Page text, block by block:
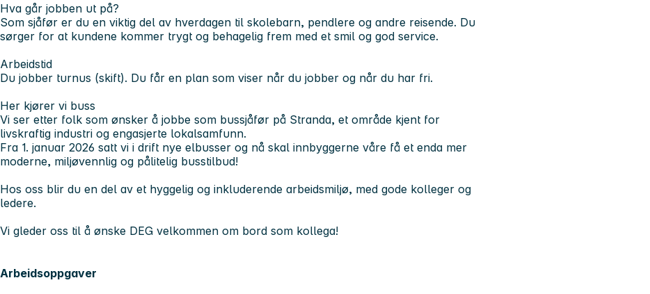
Hva går jobben ut på?
Som sjåfør er du en viktig del av hverdagen til skolebarn, pendlere og andre reisende. Du
sørger for at kundene kommer trygt og behagelig frem med et smil og god service.
Arbeidstid
Du jobber turnus (skift). Du får en plan som viser når du jobber og når du har fri.
Her kjører vi buss​
Vi ser etter folk som ønsker å jobbe som bussjåfør på Stranda, et område kjent for
livskraftig industri og engasjerte lokalsamfunn.
Fra 1. januar 2026 satt vi i drift nye elbusser og nå skal innbyggerne våre få et enda mer
moderne, miljøvennlig og pålitelig busstilbud!
Hos oss blir du en del av et hyggelig og inkluderende arbeidsmiljø, med gode kolleger og
ledere.
Vi gleder oss til å ønske DEG velkommen om bord som kollega!
Arbeidsoppgaver